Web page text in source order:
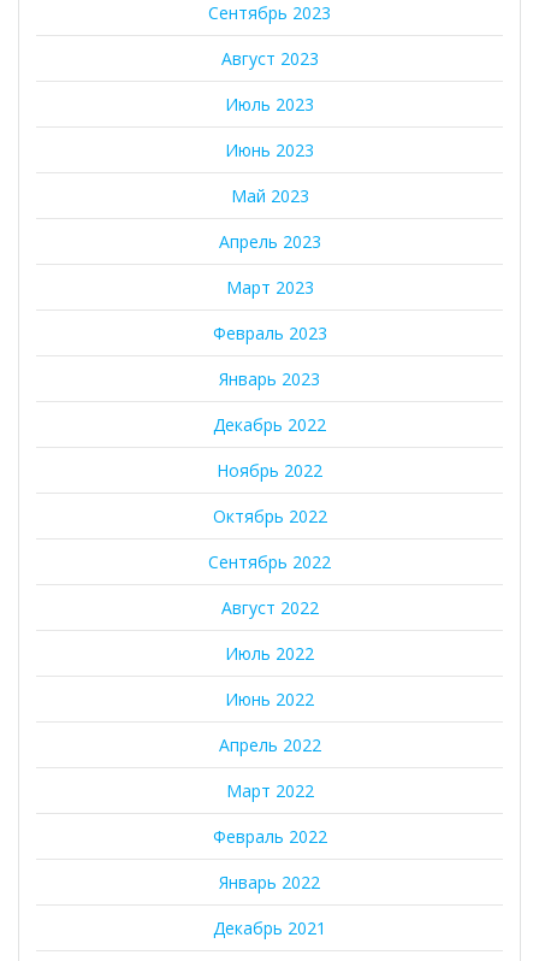
Сентябрь 2023
Август 2023
Июль 2023
Июнь 2023
Май 2023
Апрель 2023
Март 2023
Февраль 2023
Январь 2023
Декабрь 2022
Ноябрь 2022
Октябрь 2022
Сентябрь 2022
Август 2022
Июль 2022
Июнь 2022
Апрель 2022
Март 2022
Февраль 2022
Январь 2022
Декабрь 2021